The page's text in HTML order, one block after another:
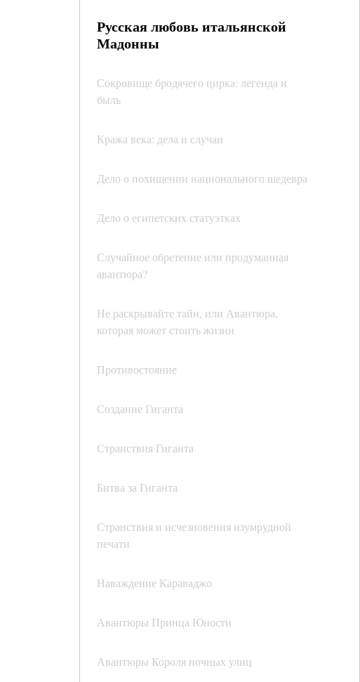
Русская любовь итальянской
Мадонны
Сокровище бродячего цирка: легенда и
быль
Кража века: дела и случаи
Дело о похищении национального шедевра
Дело о египетских статуэтках
Случайное обретение или продуманная
авантюра?
Не раскрывайте тайн, или Авантюра,
которая может стоить жизни
Противостояние
Создание Гиганта
Странствия Гиганта
Битва за Гиганта
Странствия и исчезновения изумрудной
печати
Наваждение Караваджо
Авантюры Принца Юности
Авантюры Короля ночных улиц